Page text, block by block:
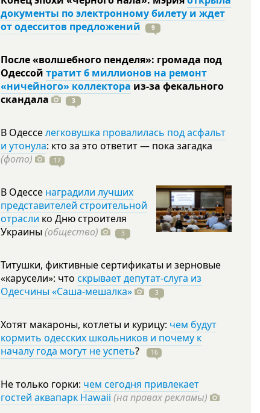
документы по электронному билету и ждет
от одесситов предложений
9
После «волшебного пенделя»: громада под
Одессой тратит 6 миллионов на ремонт
«ничейного» коллектора из-за фекального
скандала
3
В Одесселегковушка провалилась под асфальт
и утонула: кто за это ответит — пока загадка
(фото)
17
В Одессе наградили лучших
представителей строительной
отрасли ко Дню строителя
Украины (общество) 3
Титушки, фиктивные сертификаты и зерновые
«карусели»: что скрывает депутат-слуга из
Одесчины «Саша-мешалка»
3
Хотят макароны, котлеты и курицу: чем будут
кормить одесских школьников и почему к
началу года могут не успеть? 16
Не только горки: чем сегодня привлекает
гостей аквапарк Hawaii (на правах рекламы)